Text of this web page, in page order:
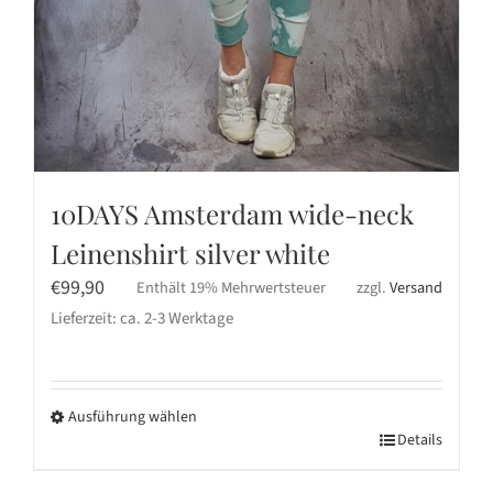
10DAYS Amsterdam wide-neck
Leinenshirt silver white
€99,90 Enthält 19% Mehrwertsteuer zzgl.Versand
Lieferzeit: ca. 2-3 Werktage
Ausführung wählen
Details